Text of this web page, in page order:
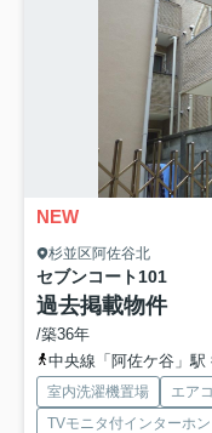
NEW
杉並区阿佐谷北
セブンコート101
過去掲載物件
/築36年
中央線「阿佐ケ谷」駅
室内洗濯機置場 エア
TVモニタ付インターホン